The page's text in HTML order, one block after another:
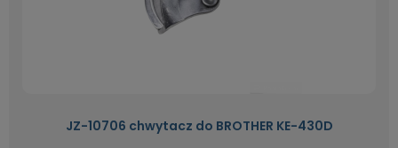
JZ-10706 chwytacz do BROTHER KE-430D